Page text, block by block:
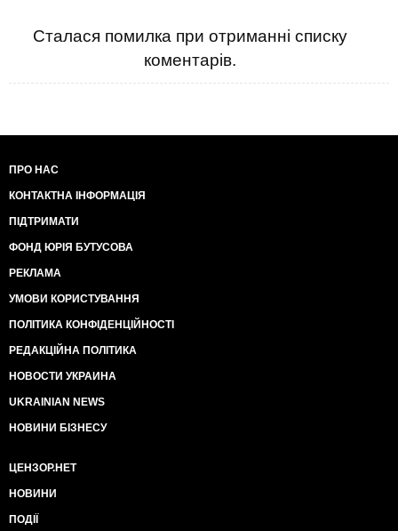
Сталася помилка при отриманні списку
коментарів.
ПРО НАС
КОНТАКТНА ІНФОРМАЦІЯ
ПІДТРИМАТИ
ФОНД ЮРІЯ БУТУСОВА
РЕКЛАМА
УМОВИ КОРИСТУВАННЯ
ПОЛІТИКА КОНФІДЕНЦІЙНОСТІ
РЕДАКЦІЙНА ПОЛІТИКА
НОВОСТИ УКРАИНА
UKRAINIAN NEWS
НОВИНИ БІЗНЕСУ
ЦЕНЗОР.НЕТ
НОВИНИ
ПОДІЇ